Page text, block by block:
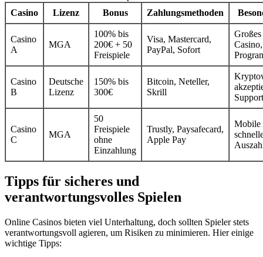
Casino
Lizenz Bonus Zahlungsmethoden
Casino
A
MGA
100% bis
200€ + 50
Freispiele
Visa, Mastercard,
PayPal, Sofort
Casino
B
Deutsche
Lizenz
150% bis
300€
Bitcoin, Neteller,
Skrill
Support
Casino
C
MGA
50
Freispiele
ohne
Einzahlung
Trustly, Paysafecard,
Apple Pay
Mobile
Tipps für sicheres und
verantwortungsvolles Spielen
Online Casinos bieten viel Unterhaltung, doch sollten Spieler stets
verantwortungsvoll agieren, um Risiken zu minimieren. Hier einige
wichtige Tipps: